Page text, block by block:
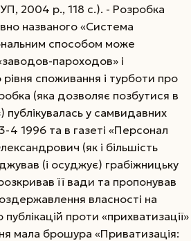
2004 р., 118 с.). - Розробка
названого «Система
способом може
пароходов» і
рівня споживання і турботи про
(яка дозволяє позбутися в
публікувалась у самвидавних
4 1996 та в газеті «Персонал
(як і більшість
(і осуджує) грабіжницьку
її вади та пропонував
власності на
проти «прихватизації»
мала брошура «Приватизація: